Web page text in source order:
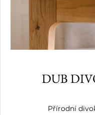
DUB
Přírodní